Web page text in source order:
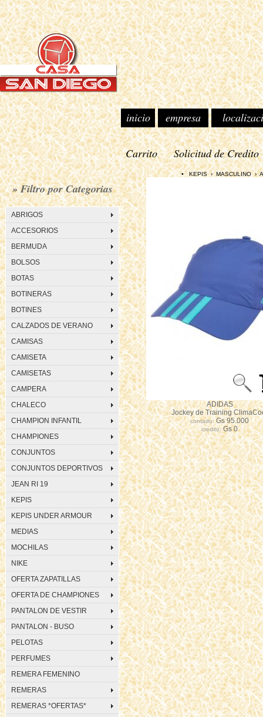
inicio empresa
Carrito Solicitud de Credito
» Filtro por Categorias
ABRIGOS
ACCESORIOS
BERMUDA
BOLSOS
BOTAS
BOTINERAS
BOTINES
CALZADOS DE VERANO
CAMISAS
CAMISETA
CAMISETAS
CAMPERA
CHALECO
CHAMPION INFANTIL
CHAMPIONES
CONJUNTOS
CONJUNTOS DEPORTIVOS
JEAN RI 19
KEPIS
KEPIS UNDER ARMOUR
MEDIAS
MOCHILAS
NIKE
OFERTA ZAPATILLAS
OFERTA DE CHAMPIONES
PANTALON DE VESTIR
PANTALON - BUSO
PELOTAS
PERFUMES
REMERA FEMENINO
REMERAS
REMERAS *OFERTAS*
• KEPIS › MASCULINO ›
ADIDAS
Jockey de Training
contado:Gs 95.000
credito:Gs 0